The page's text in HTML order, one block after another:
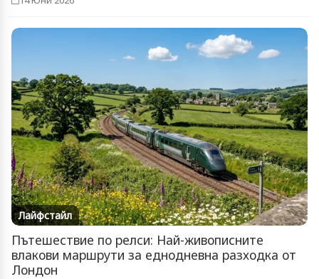
Лайфстайл
Пътешествие по релси: Най-живописните
влакови маршрути за еднодневна разходка от
Лондон